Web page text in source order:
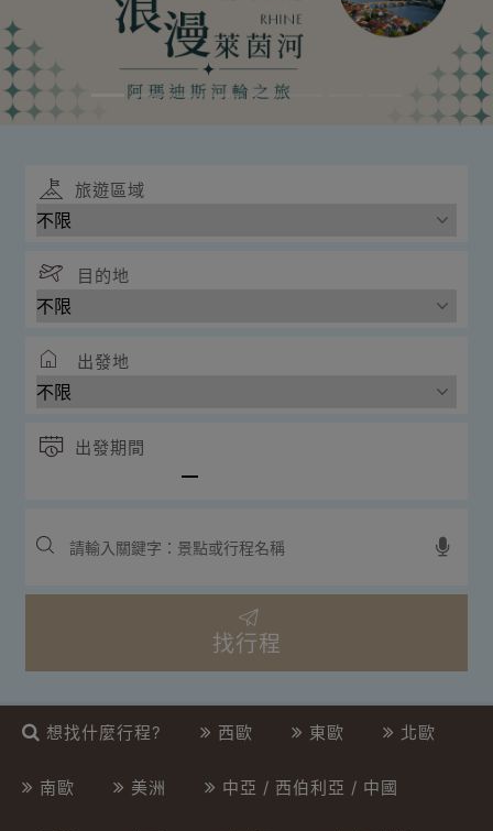
旅遊區域
目的地
出發地
出發期間
找行程
想找什麼行程? 西歐 東歐 北歐
南歐 美洲 中亞 / 西伯利亞 / 中國